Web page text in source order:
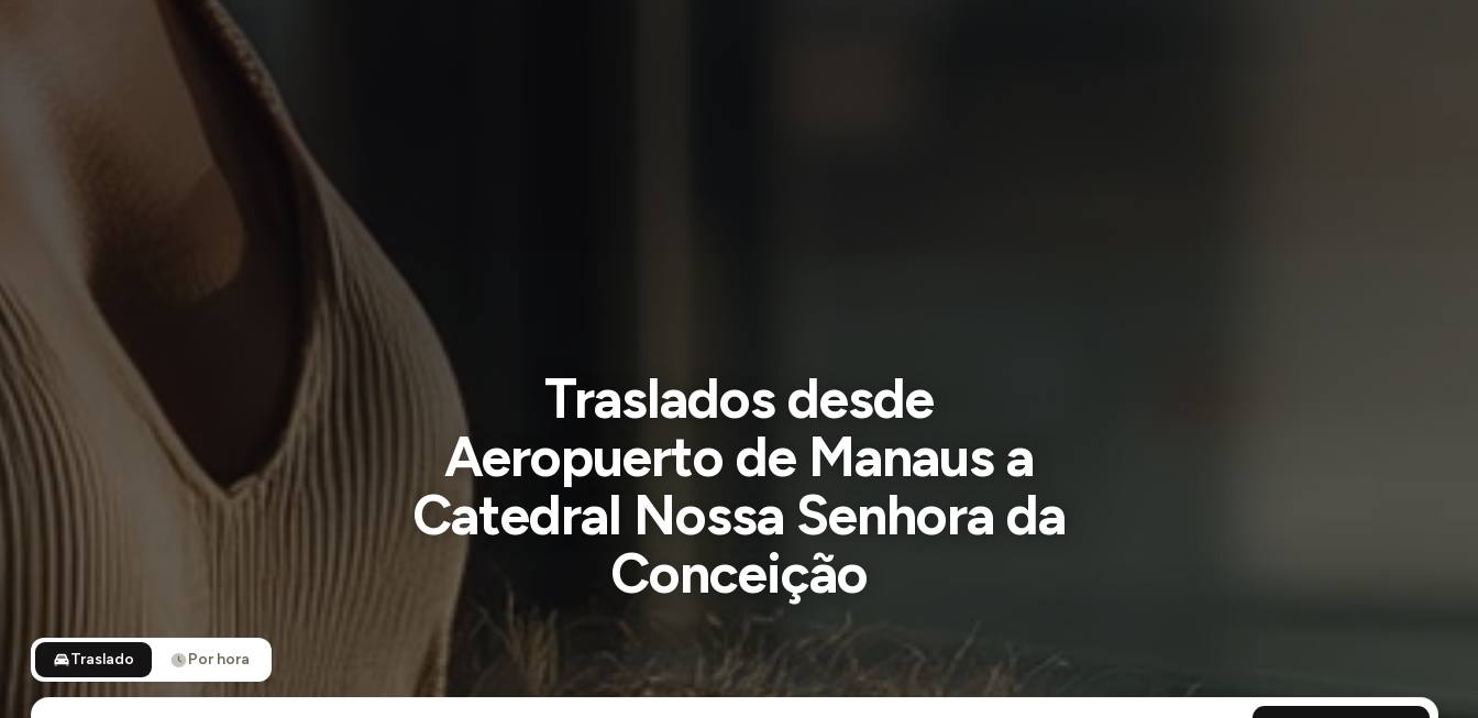
Traslados desde
Aeropuerto de Manaus a
Catedral Nossa Senhora da
Conceição
Traslado Por hora